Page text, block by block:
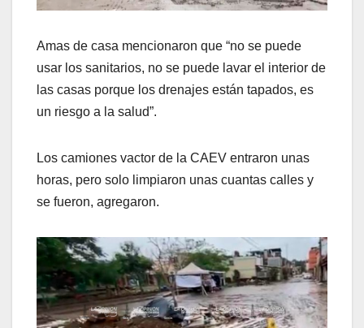
Amas de casa mencionaron que “no se puede
usar los sanitarios, no se puede lavar el interior de
las casas porque los drenajes están tapados, es
un riesgo a la salud”.
Los camiones vactor de la CAEV entraron unas
horas, pero solo limpiaron unas cuantas calles y
se fueron, agregaron.